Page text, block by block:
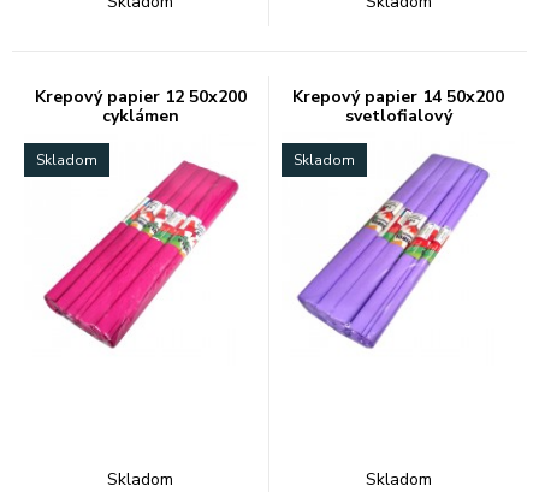
Krepový papier 12 50x200
cyklámen
Skladom
Skladom
Krepový papier 14 50x200
svetlofialový
Skladom
Skladom